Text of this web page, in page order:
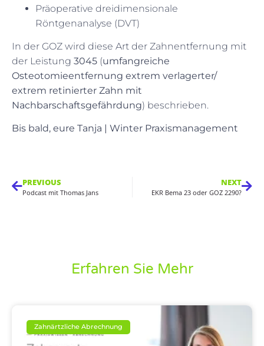
Präoperative dreidimensionale
Röntgenanalyse (DVT)
In der GOZ wird diese Art der Zahnentfernung mit
der Leistung 3045 (umfangreiche
Osteotomieentfernung extrem verlagerter/
extrem retinierter Zahn mit
Nachbarschaftsgefährdung) beschrieben.
Bis bald, eure Tanja | Winter Praxismanagement
PREVIOUS
Podcast mit Thomas Jans
NEXT
EKR Bema 23 oder GOZ 2290?
Erfahren Sie Mehr
Zahnärtzliche Abrechnung